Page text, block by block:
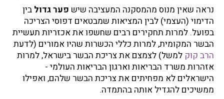
נראה שאין מנוס מהמסקנה המעציבה שיש פער גדול בין
הדימוי (העצמי) לבין המציאות שמבטאים דפוסי הצריכה
בפועל. למרות תחקירים רבים שחשפו את אכזריות תעשיית
הבשר המקומית, למרות כללי הכשרות שהיו אמורים (לדעת
הרב קוק למשל) לצמצם את צריכת הבשר בישראל, למרות
אזהרות משרד הבריאות וארגון הבריאות העולמי -
הישראלים לא מפחיתים את צריכת הבשר שלהם, ואפילו
ממשיכים להגדיל אותה בהתמדה.